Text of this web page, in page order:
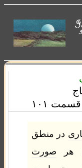
در منطق
هر صورت